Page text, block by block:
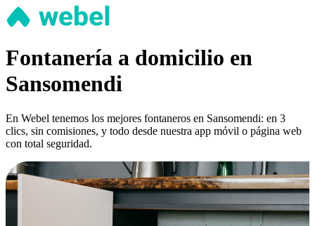
Fontanería a domicilio en
Sansomendi
En Webel tenemos los mejores fontaneros en Sansomendi: en 3
clics, sin comisiones, y todo desde nuestra app móvil o página web
con total seguridad.